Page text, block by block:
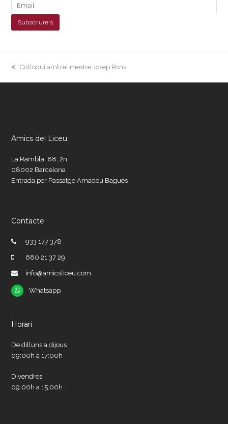
previous
Col·loqui amb el mestre Josep Pons
Amics del Liceu
La Rambla, 88, 2n
08002 Barcelona
Entrada per Passatge Amadeu Bagués
Contacte
933 177 378
680 21 37 29
info@amicsliceu.com
Whatsapp
Whatsapp
Horari
De dilluns a dijous
09:00h a 17:00h
Divendres
09:00h a 15:00h